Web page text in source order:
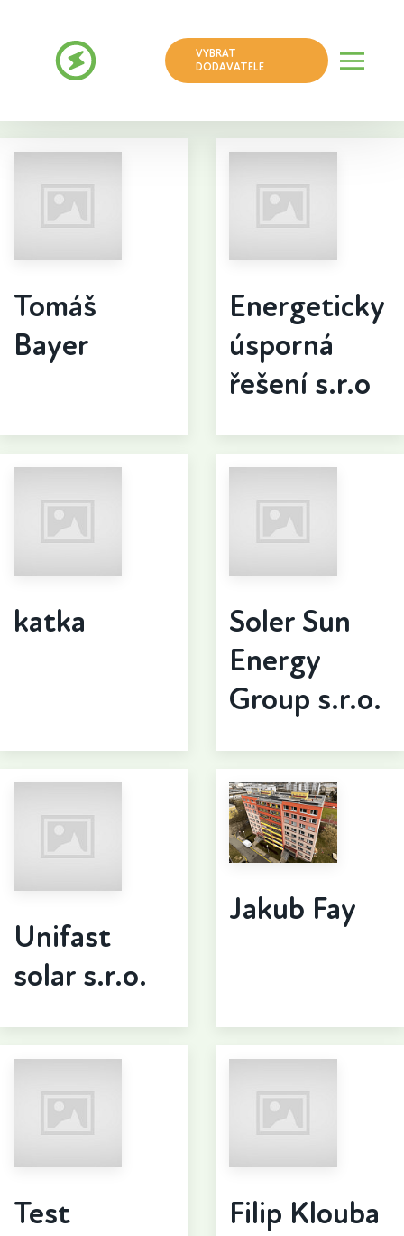
VYBRAT
DODAVATELE
Tomáš
Bayer
Energeticky
úsporná
řešení s.r.o
katka
Soler Sun
Energy
Group s.r.o.
Unifast
solar s.r.o.
Jakub Fay
Test Filip Klouba